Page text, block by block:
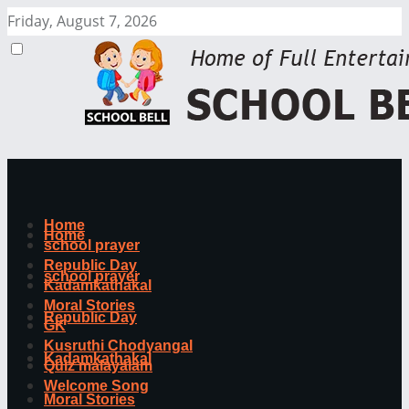
Friday, August 7, 2026
Home
school prayer
Republic Day
Kadamkathakal
Moral Stories
Home
school prayer
Republic Day
Kadamkathakal
Moral Stories
GK
Kusruthi Chodyangal
Quiz malayalam
Welcome Song